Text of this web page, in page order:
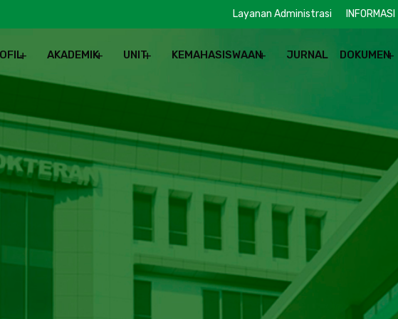
Layanan Administrasi INFORMASI
AKADEMIK UNIT KEMAHASISWAAN JURNAL DOKUMEN